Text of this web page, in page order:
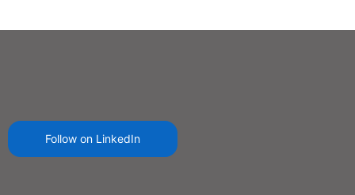
Follow on LinkedIn